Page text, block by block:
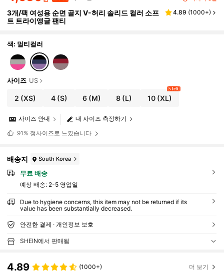
3개/팩 여성용 순면 골지 V-허리 솔리드 컬러 소프
트 트라이앵글 팬티
4.89 (1000+)
색: 멀티컬러
사이즈 US
2 (XS) 4(S) 6(M) 8 (L) 10(XL)
5 left
내 사이즈 측정하기
사이즈 안내
91% 정사이즈로 느꼈습니다
배송지 South Korea
무료 배송
예상 배송: 2-5 영업일
Due to hygiene concerns, this item may not be returned if its
value has been substantially decreased.
안전한 결제 · 개인정보 보호
SHEIN에서 판매됨
4.89 (1000+) 더 보기